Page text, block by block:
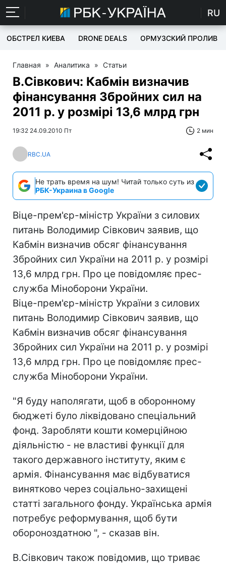
RU
ОБСТРЕЛ КИЕВА DRONE DEALS ОРМУЗСКИЙ ПРОЛИВ
Главная » Аналитика » Статьи
В.Сівкович: Кабмін визначив
фінансування Збройних сил на
2011 р. у розмірі 13,6 млрд грн
19:32 24.09.2010 Пт 2 мин
RBC.UA
Не трать время на шум! Читай только суть из
РБК-Украина в Google
Віце-прем'єр-міністр України з силових
питань Володимир Сівкович заявив, що
Кабмін визначив обсяг фінансування
Збройних сил України на 2011 р. у розмірі
13,6 млрд грн. Про це повідомляє прес-
служба Міноборони України.
Віце-прем'єр-міністр України з силових
питань Володимир Сівкович заявив, що
Кабмін визначив обсяг фінансування
Збройних сил України на 2011 р. у розмірі
13,6 млрд грн. Про це повідомляє прес-
служба Міноборони України.
"Я буду наполягати, щоб в оборонному
бюджеті було ліквідовано спеціальний
фонд. Заробляти кошти комерційною
діяльністю - не властиві функції для
такого державного інституту, яким є
армія. Фінансування має відбуватися
винятково через соціально-захищені
статті загального фонду. Українська армія
потребує реформування, щоб бути
обороноздатною ", - сказав він.
В.Сівкович також повідомив, що триває